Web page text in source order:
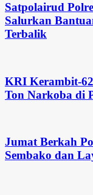
Satpolairud
Salurkan
Terbalik
KRI Kerambit-
Ton Narkoba di
Jumat Berkah
Sembako dan